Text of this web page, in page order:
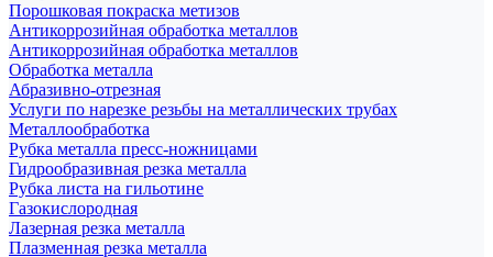
Порошковая покраска метизов
Антикоррозийная обработка металлов
Антикоррозийная обработка металлов
Обработка металла
Абразивно-отрезная
Услуги по нарезке резьбы на металлических трубах
Металлообработка
Рубка металла пресс-ножницами
Гидрообразивная резка металла
Рубка листа на гильотине
Газокислородная
Лазерная резка металла
Плазменная резка металла